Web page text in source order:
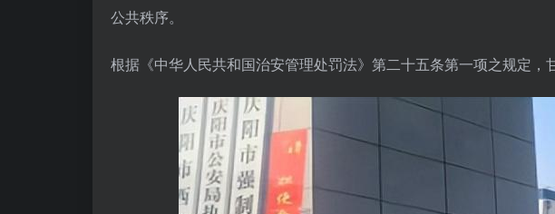
公共秩序。
根据《中华人民共和国治安管理处罚法》第二十五条第一项之规定，